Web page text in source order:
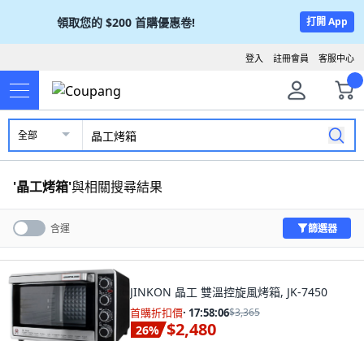
領取您的 $200 首購優惠卷! 打開 App
客服中心
註冊會員
登入
全部
'晶工烤箱'與相關搜尋結果
含運 篩選器
JINKON 晶工 雙溫控旋風烤箱, JK-7450
首購折扣價· 17:58:04$3,365
26% $2,480